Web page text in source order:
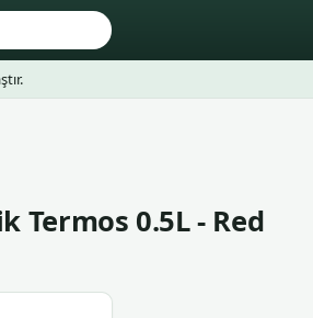
Termos 0.5L - Red